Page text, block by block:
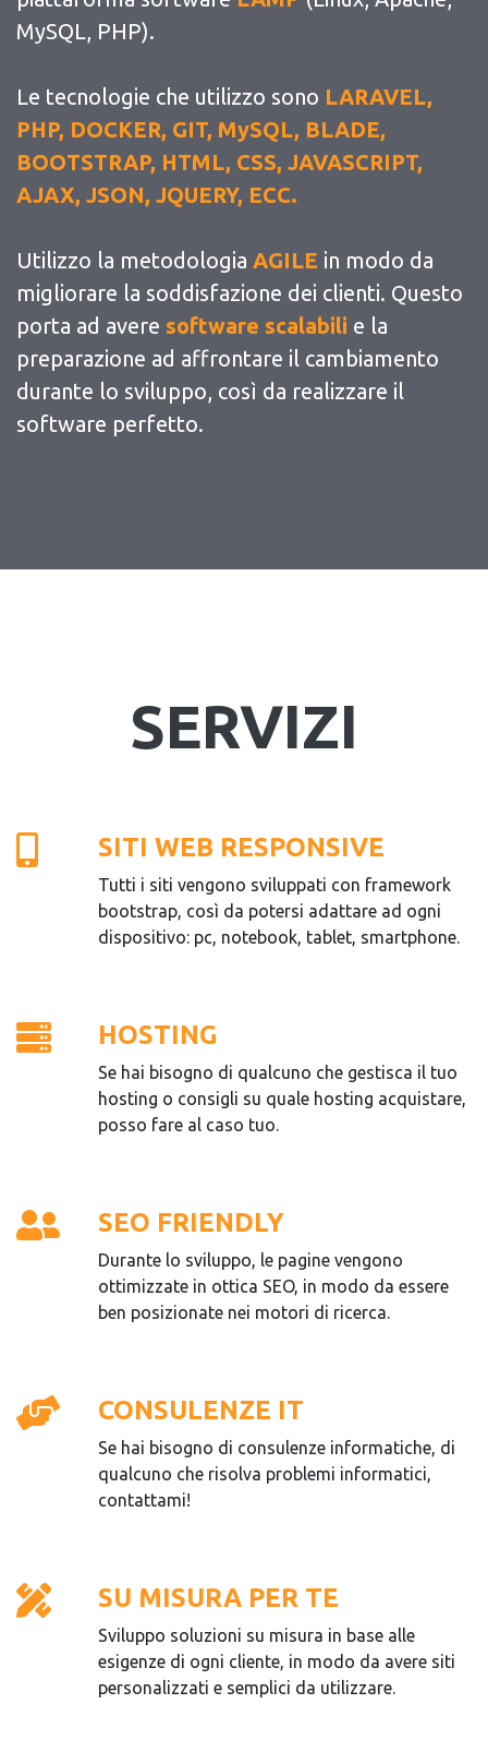
MySQL, PHP).
Le tecnologie che utilizzo sono LARAVEL,
PHP, DOCKER, GIT, MySQL, BLADE,
BOOTSTRAP, HTML, CSS, JAVASCRIPT,
AJAX, JSON, JQUERY, ECC.
Utilizzo la metodologia AGILE in modo da
migliorare la soddisfazione dei clienti. Questo
porta ad avere software scalabili e la
preparazione ad affrontare il cambiamento
durante lo sviluppo, così da realizzare il
software perfetto.
SERVIZI
SITI WEB RESPONSIVE
Tutti i siti vengono sviluppati con framework
bootstrap, così da potersi adattare ad ogni
dispositivo: pc, notebook, tablet, smartphone.
HOSTING
Se hai bisogno di qualcuno che gestisca il tuo
hosting o consigli su quale hosting acquistare,
posso fare al caso tuo.
SEO FRIENDLY
Durante lo sviluppo, le pagine vengono
ottimizzate in ottica SEO, in modo da essere
ben posizionate nei motori di ricerca.
CONSULENZE IT
Se hai bisogno di consulenze informatiche, di
qualcuno che risolva problemi informatici,
contattami!
SU MISURA PER TE
Sviluppo soluzioni su misura in base alle
esigenze di ogni cliente, in modo da avere siti
personalizzati e semplici da utilizzare.